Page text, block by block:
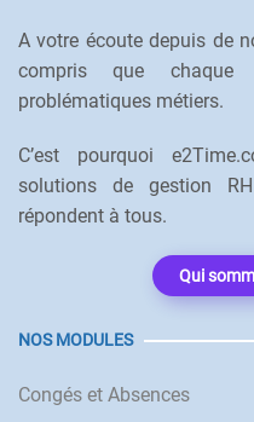
A votre écoute depuis de
compris que
problématiques métiers.
C’est pourquoi
solutions de gestion
répondent à tous.
Qui
NOS MODULES
Congés et Absences